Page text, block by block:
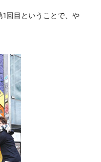
回目ということで、や